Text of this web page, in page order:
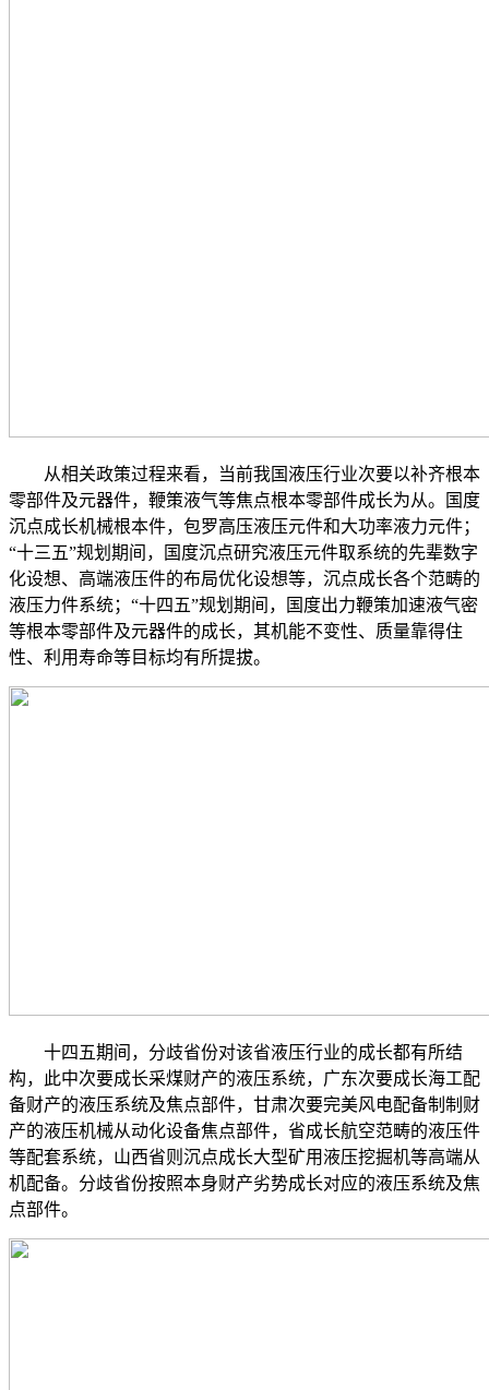
从相关政策过程来看，当前我国液压行业次要以补齐根本
零部件及元器件，鞭策液气等焦点根本零部件成长为从。国度
沉点成长机械根本件，包罗高压液压元件和大功率液力元件；
“十三五”规划期间，国度沉点研究液压元件取系统的先辈数字
化设想、高端液压件的布局优化设想等，沉点成长各个范畴的
液压力件系统；“十四五”规划期间，国度出力鞭策加速液气密
等根本零部件及元器件的成长，其机能不变性、质量靠得住
性、利用寿命等目标均有所提拔。
十四五期间，分歧省份对该省液压行业的成长都有所结
构，此中次要成长采煤财产的液压系统，广东次要成长海工配
备财产的液压系统及焦点部件，甘肃次要完美风电配备制制财
产的液压机械从动化设备焦点部件，省成长航空范畴的液压件
等配套系统，山西省则沉点成长大型矿用液压挖掘机等高端从
机配备。分歧省份按照本身财产劣势成长对应的液压系统及焦
点部件。